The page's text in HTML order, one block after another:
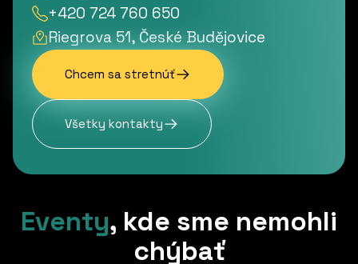
+420 724 760 650
Riegrova 51, České Budějovice
Chcem sa stretnúť
Všetky kontakty
Eventy, kde sme nemohli
chýbať